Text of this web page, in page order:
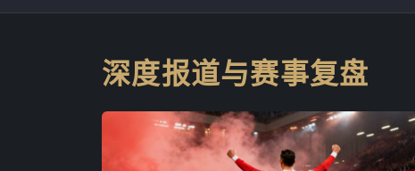
深度报道与赛事复盘